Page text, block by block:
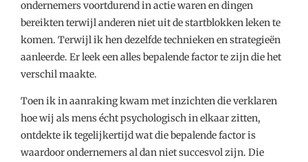
ondernemers voortdurend in actie waren en dingen
bereikten terwijl anderen niet uit de startblokken leken te
komen. Terwijl ik hen dezelfde technieken en strategieën
aanleerde. Er leek een alles bepalende factor te zijn die het
verschil maakte.
Toen ik in aanraking kwam met inzichten die verklaren
hoe wij als mens écht psychologisch in elkaar zitten,
ontdekte ik tegelijkertijd wat die bepalende factor is
waardoor ondernemers al dan niet succesvol zijn. Die